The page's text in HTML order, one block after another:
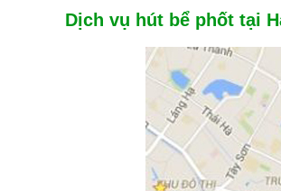
Dịch vụ hút bể phốt tại